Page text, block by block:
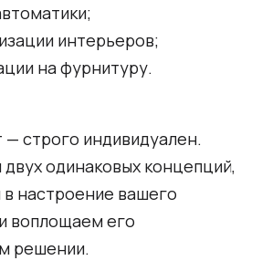
интерьеров;
на фурнитуру.
строго индивидуален.
одинаковых концепций,
настроение вашего
воплощаем его
решении.